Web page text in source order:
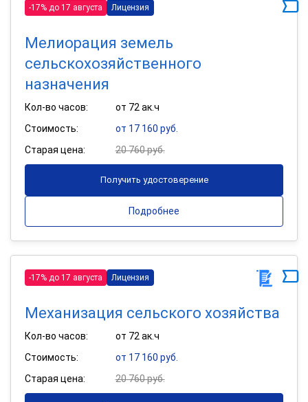
-17% до 17 августа Лицензия
Мелиорация земель
сельскохозяйственного
назначения
Кол-во часов:
от 72 ак.ч
Стоимость:
от 17 160 руб.
Старая цена:
20 760 руб.
Получить удостоверение
Подробнее
-17% до 17 августа Лицензия
Механизация сельского хозяйства
Кол-во часов:
от 72 ак.ч
Стоимость:
от 17 160 руб.
Старая цена:
20 760 руб.